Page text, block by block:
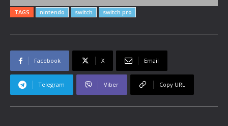
TAGS nintendo switch switch pro
Facebook X Email
Telegram Viber Copy URL